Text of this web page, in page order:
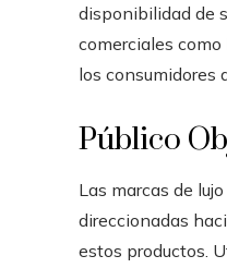
disponibilidad de
comerciales
los consumidores
Público
Las marcas de
direccionadas
estos productos.